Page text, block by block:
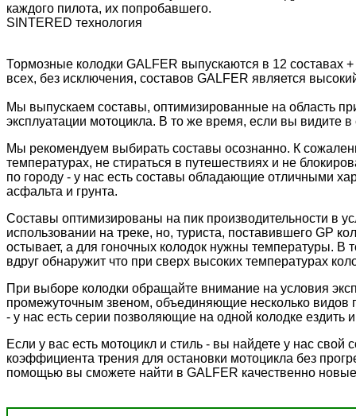
каждого пилота, их попробавшего.
SINTERED технология
Тормозные колодки GALFER выпускаются в 12 составах
всех, без исключения, составов GALFER является
Мы выпускаем составы, оптимизированные на область
эксплуатации мотоцикла. В то же время, если вы видите
Мы рекомендуем выбирать составы осознанно. К
температурах, не стираться в путешествиях и не
по городу - у нас есть составы обладающие отличными
асфальта и грунта.
Составы оптимизированы на пик производительности в
использовании на треке, но, туриста, поставившего GP
остывает, а для гоночных колодок нужны температуры. В
вдруг обнаружит что при сверх высоких температурах
При выборе колодки обращайте внимание на условия
промежуточным звеном, объединяющие несколько видов
- у нас есть серии позволяющие на одной колодке ездить
Если у вас есть мотоцикл и стиль - вы найдете у нас
коэффициента трения для остановки мотоцикла без
помощью вы сможете найти в GALFER качественно